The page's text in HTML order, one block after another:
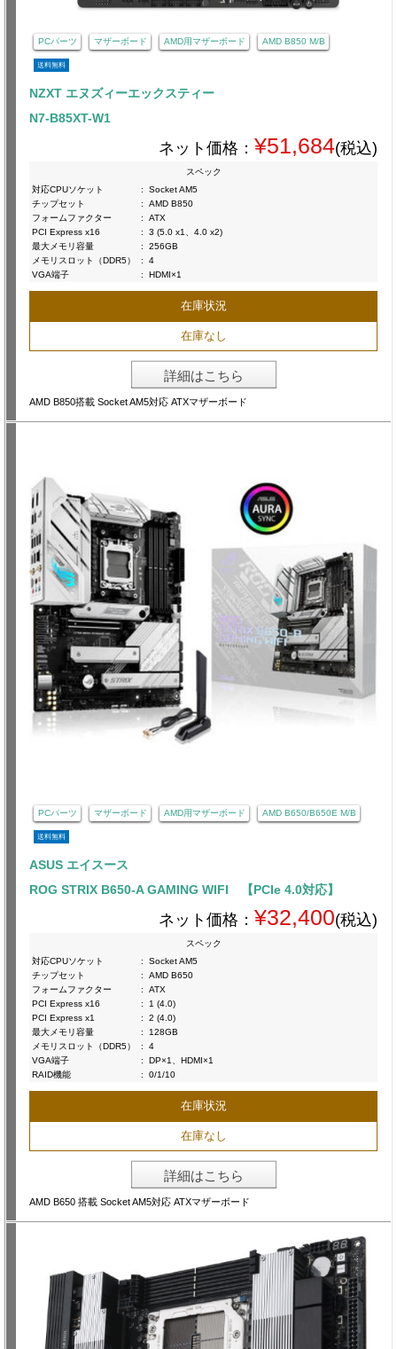
PCパーツ マザーボード AMD用マザーボード AMD B850 M/B
送料無料
NZXT エヌズィーエックスティー
N7-B85XT-W1
ネット価格： ¥51,684(税込)
スペック
対応CPUソケット
:
Socket AM5
チップセット
:
AMD B850
フォームファクター
:
ATX
PCI Express x16
:
3 (5.0 x1、4.0 x2)
最大メモリ容量
:
256GB
メモリスロット（DDR5）
:
4
VGA端子
: HDMI×1
在庫状況
在庫なし
詳細はこちら
AMD B850搭載 Socket AM5対応 ATXマザーボード
PCパーツ マザーボード AMD用マザーボード AMD B650/B650E M/B
送料無料
ASUS エイスース
ROG STRIX B650-A GAMING WIFI 【PCIe 4.0対応】
ネット価格： ¥32,400(税込)
スペック
対応CPUソケット
:
Socket AM5
チップセット
:
AMD B650
フォームファクター
:
ATX
PCI Express x16
:
1 (4.0)
PCI Express x1
:
2 (4.0)
最大メモリ容量
:
128GB
メモリスロット（DDR5）
:
4
VGA端子
:
DP×1、HDMI×1
RAID機能
: 0/1/10
在庫状況
在庫なし
詳細はこちら
AMD B650 搭載 Socket AM5対応 ATXマザーボード